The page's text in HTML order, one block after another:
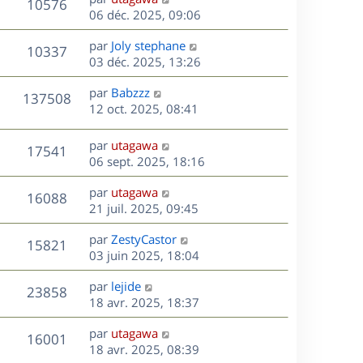
g
e
s
a
g
e
m
e
s
s
a
g
e
e
s
i
e
r
m
e
s
s
a
g
e
10576
u
s
e
r
n
i
e
r
m
e
s
s
a
g
e
06 déc. 2025, 09:06
10337V
u
e
D
e
r
n
i
e
r
m
e
s
s
a
g
e
par Joly stephane
03 déc. 2025, 13:26
137508V
u
D
e
n
i
e
r
m
e
s
s
a
g
e
par Babzzz
12 oct. 2025, 08:41
17541
u
e
D
e
r
n
i
e
r
m
e
s
s
a
g
e
par utagawa
06 sept. 2025, 18:16
16088V
u
s
D
e
r
n
i
e
r
m
e
s
s
par utagawa
21 juil. 2025, 09:45
15821
u
e
D
e
r
n
i
e
r
m
par ZestyCastor
03 juin 2025, 18:04
23858V
u
D
e
r
n
i
par lejide
18 avr. 2025, 18:37
16001
D
e
par utagawa
18 avr. 2025, 08:39